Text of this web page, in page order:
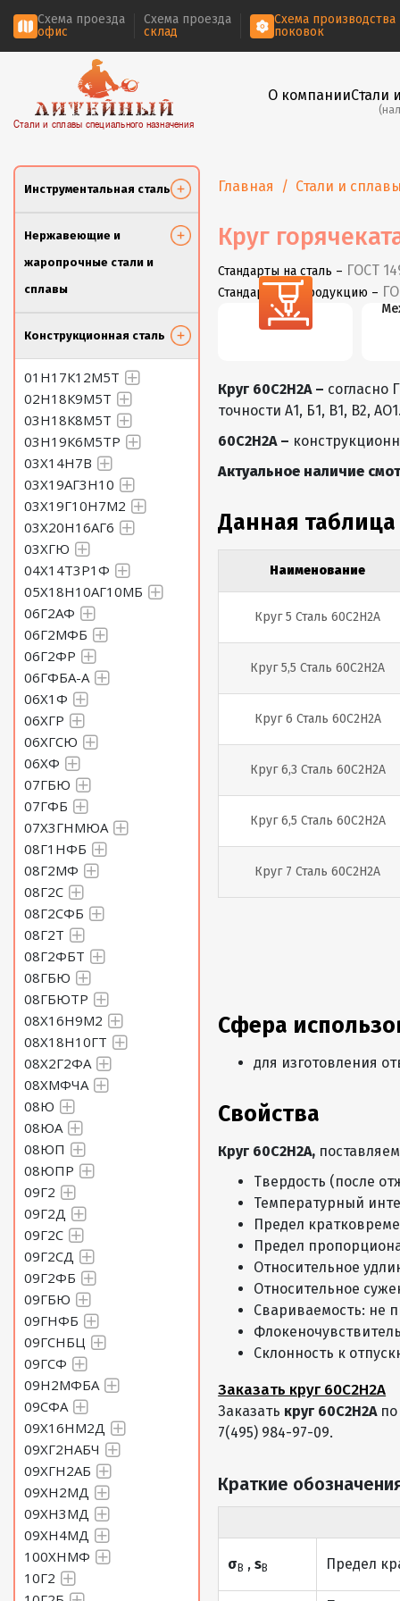
Схема проезда
офис
Схема проезда
склад
Схема производства
поковок
Стали и сплавы специального назначения
О компанииСтали
Инструментальная сталь
Нержавеющие и
жаропрочные стали и
сплавы
Конструкционная сталь
01Н17К12М5Т
02Н18К9М5Т
03Н18К8М5Т
03Н19К6М5ТР
03Х14Н7В
03Х19АГ3Н10
03Х19Г10Н7М2
03Х20Н16АГ6
03ХГЮ
04Х14Т3Р1Ф
05Х18Н10АГ10МБ
06Г2АФ
06Г2МФБ
06Г2ФР
06ГФБА-А
06Х1Ф
06ХГР
06ХГСЮ
06ХФ
07ГБЮ
07ГФБ
07Х3ГНМЮА
08Г1НФБ
08Г2МФ
08Г2С
08Г2СФБ
08Г2Т
08Г2ФБТ
08ГБЮ
08ГБЮТР
08Х16Н9М2
08Х18Н10ГТ
08Х2Г2ФА
08ХМФЧА
08Ю
08ЮА
08ЮП
08ЮПР
09Г2
09Г2Д
09Г2С
09Г2СД
09Г2ФБ
09ГБЮ
09ГНФБ
09ГСНБЦ
09ГСФ
09Н2МФБА
09СФА
09Х16НМ2Д
09ХГ2НАБЧ
09ХГН2АБ
09ХН2МД
09ХН3МД
09ХН4МД
100ХНМФ
10Г2
Главная Стали и
Круг
Стандарты на сталь – ГОСТ
Стандарты на продукцию –
Резка
Круг 60С2Н2А – согласно
точности А1, Б1, В1, В2,
60С2Н2А –
Актуальное наличие
Данная
Наименование
Круг 5 Сталь 60С2Н2А
Круг 5,5 Сталь 60С2Н2А
Круг 6 Сталь 60С2Н2А
Круг 6,3 Сталь 60С2Н2А
Круг 6,5 Сталь 60С2Н2А
Круг 7 Сталь 60С2Н2А
Круг 10 Сталь 60С2Н2А
Круг 11 Сталь 60С2Н2А
Круг 12 Сталь 60С2Н2А
Круг 13 Сталь 60С2Н2А
Круг 14 Сталь 60С2Н2А
Круг 15 Сталь 60С2Н2А
Круг 16 Сталь 60С2Н2А
Круг 18 Сталь 60С2Н2А
Круг 19 Сталь 60С2Н2А
Сфера
для изготовления
Свойства
Круг 60С2Н2А,
Твердость (после
Температурный
Предел
Предел
Относительное
Относительное
Свариваемость: не
Склонность к
Заказать круг 60С2Н2А
Заказать круг 60С2Н2Апо
7(495) 984-97-09.
Краткие
σВ ,sВ Предел